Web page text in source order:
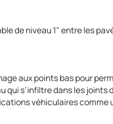
de niveau 1" entre les
aux points bas pour
qui s’infiltre dans les
véhiculaires comme